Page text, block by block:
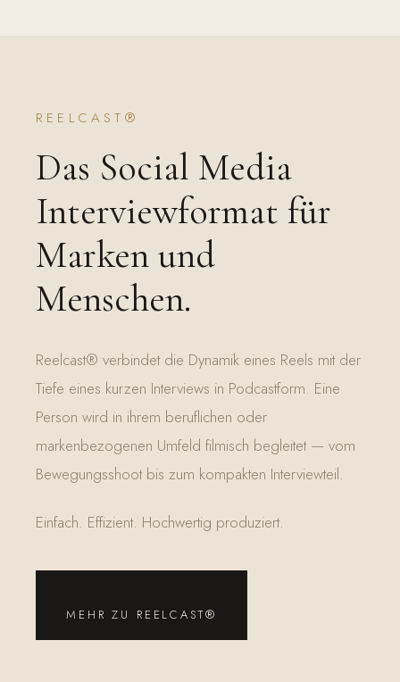
REELCAST®
Das Social Media
Interviewformat für
Marken und
Menschen.
Reelcast® verbindet die Dynamik eines Reels mit der
Tiefe eines kurzen Interviews in Podcastform. Eine
Person wird in ihrem beruflichen oder
markenbezogenen Umfeld filmisch begleitet — vom
Bewegungsshoot bis zum kompakten Interviewteil.
Einfach. Effizient. Hochwertig produziert.
MEHR ZU REELCAST®